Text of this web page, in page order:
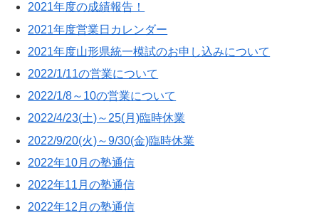
2021年度の成績報告！
2021年度営業日カレンダー
2021年度山形県統一模試のお申し込みについて
2022/1/11の営業について
2022/1/8～10の営業について
2022/4/23(土)～25(月)臨時休業
2022/9/20(火)～9/30(金)臨時休業
2022年10月の塾通信
2022年11月の塾通信
2022年12月の塾通信